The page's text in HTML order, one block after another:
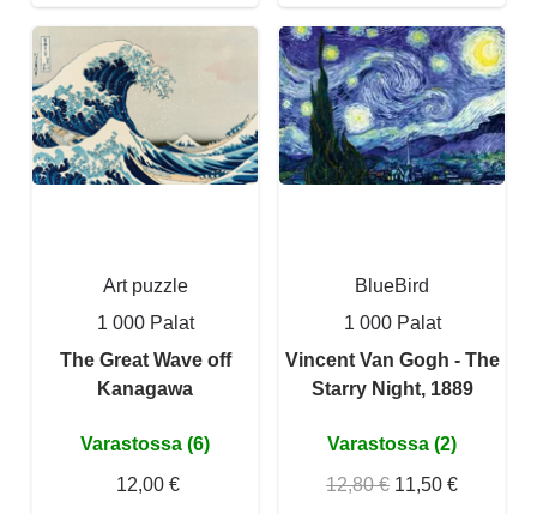
Art puzzle
1 000 Palat
The Great Wave off
Kanagawa
Varastossa (6)
12,00 €
BlueBird
1 000 Palat
Vincent Van Gogh - The
Starry Night, 1889
Varastossa (2)
12,80 € 11,50 €